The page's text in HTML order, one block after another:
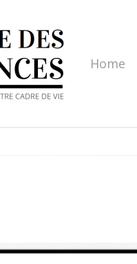
Home